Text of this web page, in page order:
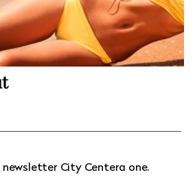
newsletter City Centera one.